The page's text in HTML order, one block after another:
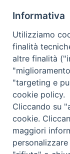
Festa del
diocesano Lavra
di Guglionesi
Informativa
Utilizziamo
finalità
altre finalità
"targeting e
cookie policy.
Cliccando su
cookie.
maggiori